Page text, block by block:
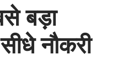
बड़ा
नौकरी